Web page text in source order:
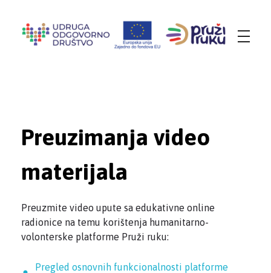
Preuzimanja video
materijala
Preuzmite video upute sa edukativne online
radionice na temu korištenja humanitarno-
volonterske platforme Pruži ruku:
Pregled osnovnih funkcionalnosti platforme